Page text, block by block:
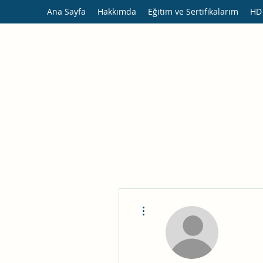
Ana Sayfa Hakkımda Eğitim ve Sertifikalarım